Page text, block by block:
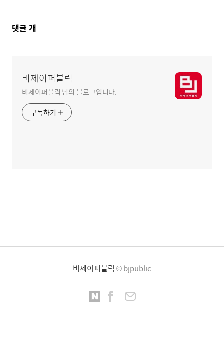
댓
댓글 개
비제이퍼블릭
비제이퍼블릭 님의 블로그입니다.
구독하기
비제이퍼블릭 © bjpublic